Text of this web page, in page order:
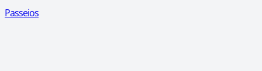
Passeios